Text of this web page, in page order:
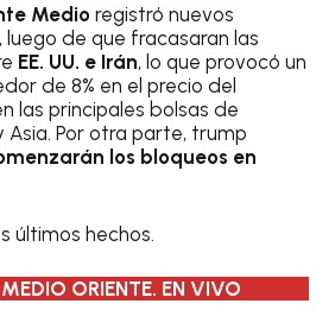
Medio registró nuevos
de que fracasaran las
EE. UU. e Irán, lo que provocó un
de 8% en el precio del
las principales bolsas de
Asia. Por otra parte, trump
los bloqueos en
últimos hechos.
ORIENTE. EN VIVO